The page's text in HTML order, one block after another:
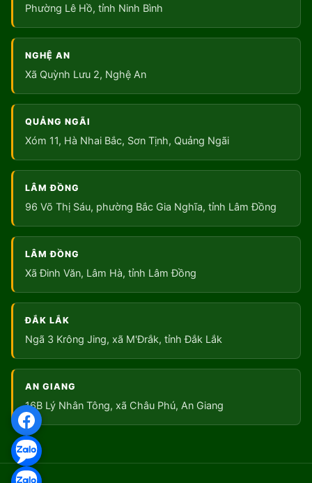
Phường Lê Hồ, tỉnh Ninh Bình
NGHỆ AN
Xã Quỳnh Lưu 2, Nghệ An
QUẢNG NGÃI
Xóm 11, Hà Nhai Bắc, Sơn Tịnh, Quảng Ngãi
LÂM ĐỒNG
96 Võ Thị Sáu, phường Bắc Gia Nghĩa, tỉnh Lâm Đồng
LÂM ĐỒNG
Xã Đinh Văn, Lâm Hà, tỉnh Lâm Đồng
ĐẮK LẮK
Ngã 3 Krông Jing, xã M'Đrắk, tỉnh Đắk Lắk
AN GIANG
16B Lý Nhân Tông, xã Châu Phú, An Giang